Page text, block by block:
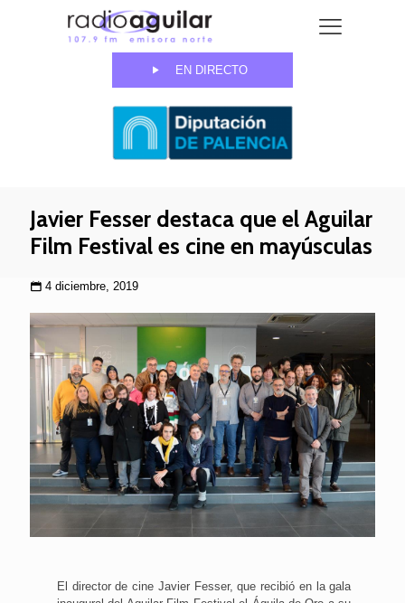
EN DIRECTO
Javier Fesser destaca que el Aguilar
Film Festival es cine en mayúsculas
4 diciembre, 2019
El director de cine Javier Fesser, que recibió en la gala